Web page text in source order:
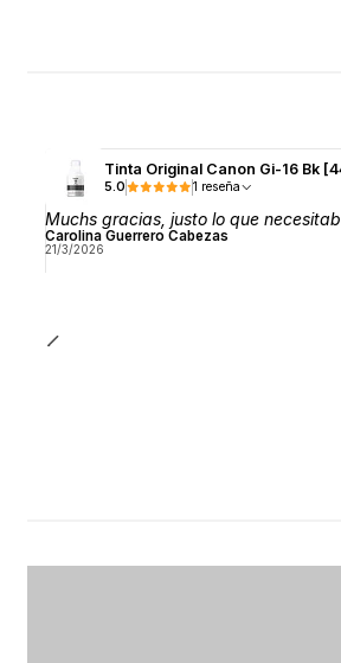
Tinta Original Canon Gi-16 Bk
5.0 1 reseña
Muchs gracias, justo lo que
Carolina Guerrero Cabezas
21/3/2026